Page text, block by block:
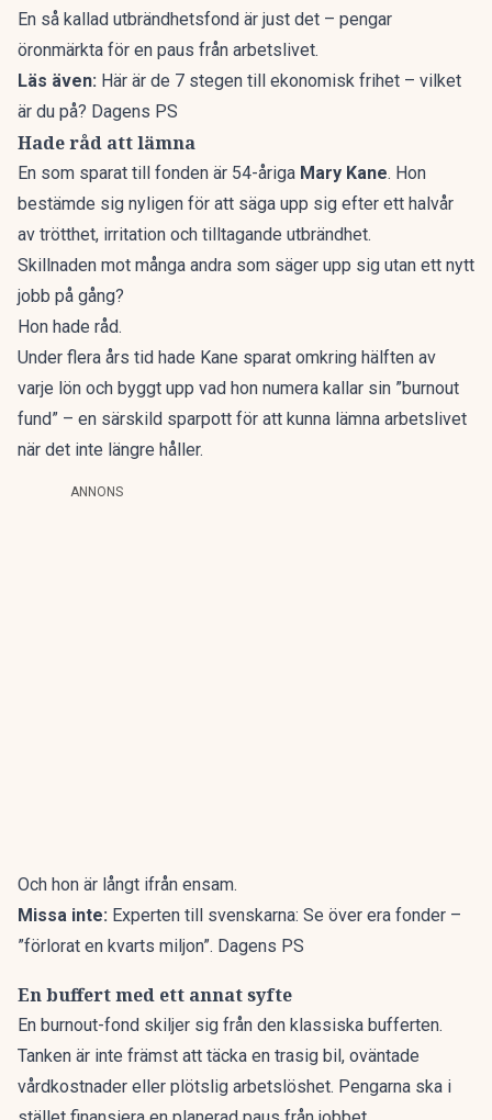
En så kallad utbrändhetsfond är just det – pengar
öronmärkta för en paus från arbetslivet.
Läs även: Här är de 7 stegen till ekonomisk frihet – vilket
är du på? Dagens PS
Hade råd att lämna
En som sparat till fonden är 54-åriga Mary Kane. Hon
bestämde sig nyligen för att säga upp sig efter ett halvår
av trötthet, irritation och tilltagande utbrändhet.
Skillnaden mot många andra som säger upp sig utan ett nytt
jobb på gång?
Hon hade råd.
Under flera års tid hade Kane sparat omkring hälften av
varje lön och byggt upp vad hon numera kallar sin ”burnout
fund” – en särskild sparpott för att kunna lämna arbetslivet
när det inte längre håller.
ANNONS
Och hon är långt ifrån ensam.
Missa inte: Experten till svenskarna: Se över era fonder –
”förlorat en kvarts miljon”. Dagens PS
En buffert med ett annat syfte
En burnout-fond skiljer sig från den klassiska bufferten.
Tanken är inte främst att täcka en trasig bil, oväntade
vårdkostnader eller plötslig arbetslöshet. Pengarna ska i